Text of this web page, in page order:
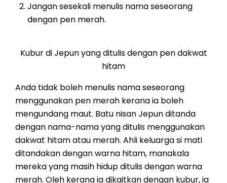
Jangan sesekali menulis nama seseorang
dengan pen merah.
Kubur di Jepun yang ditulis dengan pen dakwat
hitam
Anda tidak boleh menulis nama seseorang
menggunakan pen merah kerana ia boleh
mengundang maut. Batu nisan Jepun ditanda
dengan nama-nama yang ditulis menggunakan
dakwat hitam atau merah. Ahli keluarga si mati
ditandakan dengan warna hitam, manakala
mereka yang masih hidup ditulis dengan warna
merah. Oleh kerana ia dikaitkan dengan kubur, ia